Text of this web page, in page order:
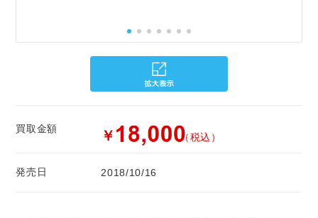
買取金額 ￥ （税込）
発売日 2018/10/16